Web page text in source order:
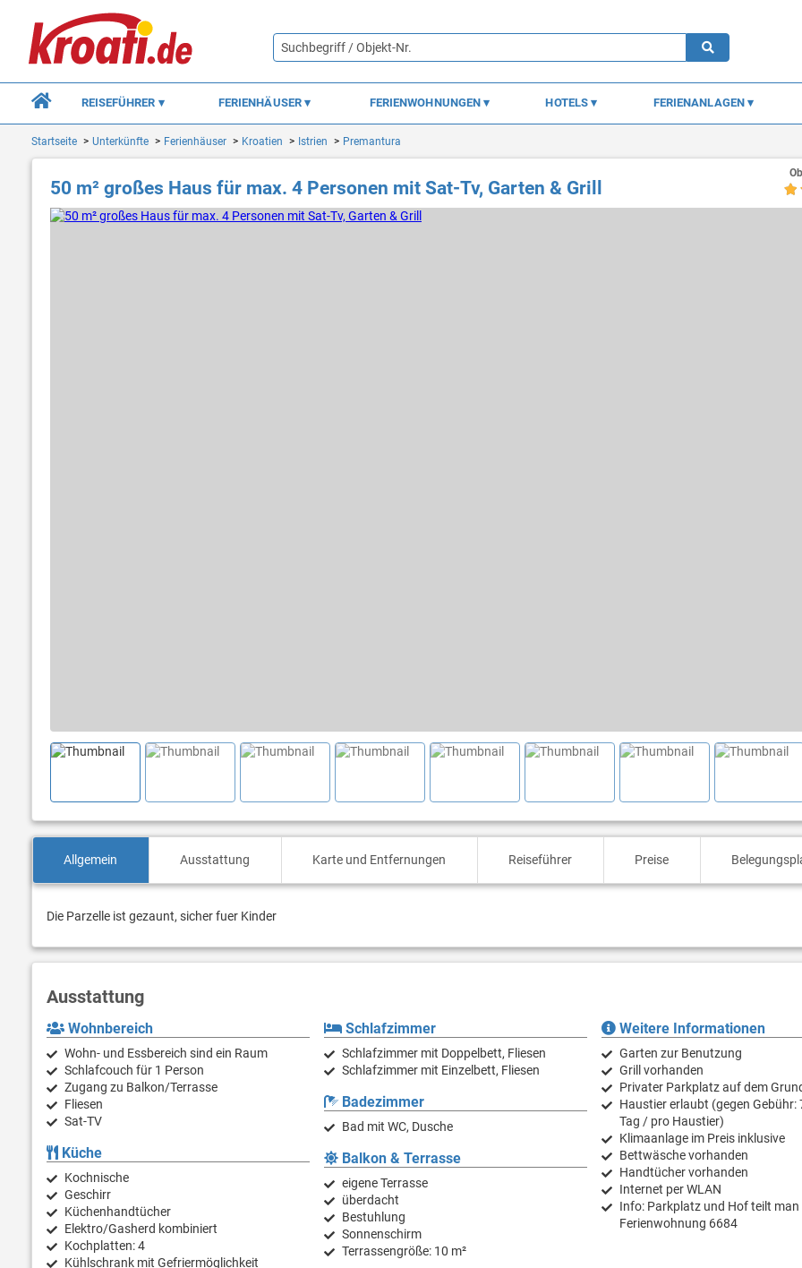
REISEFÜHRER FERIENHÄUSER FERIENWOHNUNGEN HOTELS FERIENANLAGEN
Startseite Unterkünfte Ferienhäuser Kroatien Istrien Premantura
50 m² großes Haus für max. 4 Personen mit Sat-Tv, Garten & Grill
Allgemein Ausstattung Karte und Entfernungen Reiseführer Preise
Die Parzelle ist gezaunt, sicher fuer Kinder
Ausstattung
Wohnbereich
Wohn- und Essbereich sind ein Raum
Schlafcouch für 1 Person
Zugang zu Balkon/Terrasse
Fliesen
Sat-TV
Küche
Kochnische
Geschirr
Küchenhandtücher
Elektro/Gasherd kombiniert
Kochplatten: 4
Kühlschrank mit Gefriermöglichkeit
Schlafzimmer
Schlafzimmer mit Doppelbett, Fliesen
Schlafzimmer mit Einzelbett, Fliesen
Badezimmer
Bad mit WC, Dusche
Balkon & Terrasse
eigene Terrasse
überdacht
Bestuhlung
Sonnenschirm
Terrassengröße: 10 m²
Weitere Informationen
Garten zur Benutzung
Grill vorhanden
Privater Parkplatz auf dem
Haustier erlaubt (gegen Gebühr:
Tag / pro Haustier)
Klimaanlage im Preis inklusive
Bettwäsche vorhanden
Handtücher vorhanden
Internet per WLAN
Info: Parkplatz und Hof teilt man
Ferienwohnung 6684